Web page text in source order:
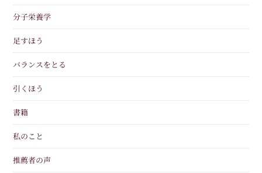
分子栄養学
足すほう
バランスをとる
引くほう
書籍
私のこと
推薦者の声